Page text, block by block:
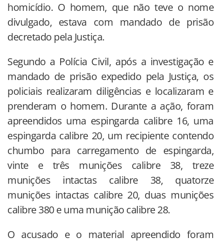
homicídio. O homem, que não teve o nome
divulgado, estava com mandado de prisão
decretado pela Justiça.
Segundo a Polícia Civil, após a investigação e
mandado de prisão expedido pela Justiça, os
policiais realizaram diligências e localizaram e
prenderam o homem. Durante a ação, foram
apreendidos uma espingarda calibre 16, uma
espingarda calibre 20, um recipiente contendo
chumbo para carregamento de espingarda,
vinte e três munições calibre 38, treze
munições intactas calibre 38, quatorze
munições intactas calibre 20, duas munições
calibre 380 e uma munição calibre 28.
O acusado e o material apreendido foram